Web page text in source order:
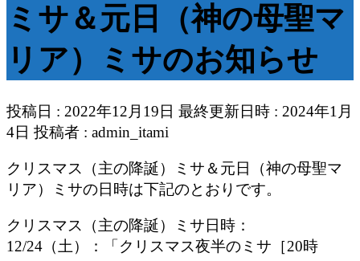
ミサ＆元日（神の母聖マ
リア）ミサのお知らせ
投稿日 : 2022年12月19日 最終更新日時 : 2024年1月
4日 投稿者 : admin_itami
クリスマス（主の降誕）ミサ＆元日（神の母聖マ
リア）ミサの日時は下記のとおりです。
クリスマス（主の降誕）ミサ日時：
12/24（土）：「クリスマス夜半のミサ［20時